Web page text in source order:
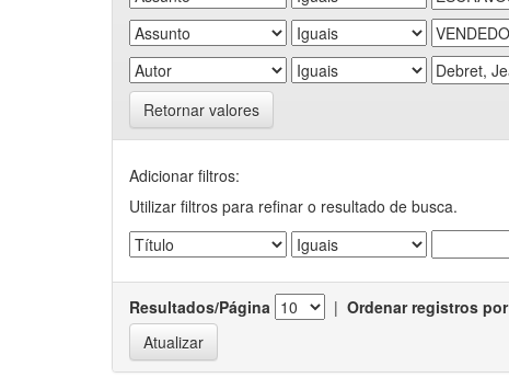
Retornar valores
Adicionar filtros:
Utilizar filtros para refinar o resultado de busca.
Resultados/Página | Ordenar registros por